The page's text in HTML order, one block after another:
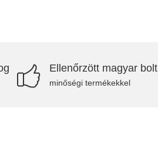
Ellenőrzött magyar bolt
minőségi termékekkel